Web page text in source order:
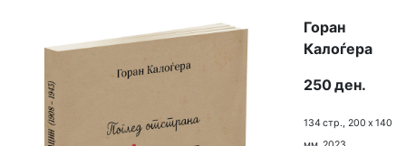
Горан
Калоѓера
250 ден.
134 стр., 200 х 140